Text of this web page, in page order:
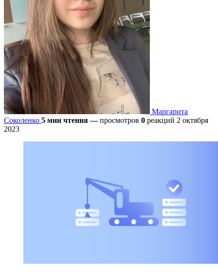
Маргарита
Соколенко 5 мин чтения —просмотров 0 реакций 2 октября
2023